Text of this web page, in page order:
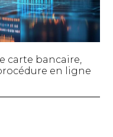
carte bancaire,
en ligne